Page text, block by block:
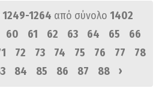
1249-1264 από σύνολο 1402
60 61 62 63 64 65
66
72 73 74 75 76 77
78
84 85 86 87 88 ›